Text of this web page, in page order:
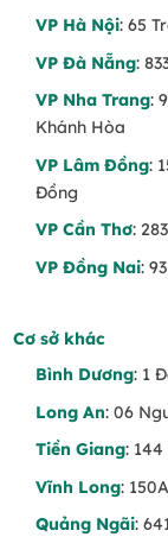
VP Hà Nội: 65
VP Đà Nẵng:
VP Nha Trang:
Khánh Hòa
VP Lâm Đồng:
Đồng
VP Cần Thơ:
VP Đồng Nai:
Cơ sở khác
Bình Dương: 1
Long An: 06
Tiền Giang: 144
Vĩnh Long:
Quảng Ngãi: